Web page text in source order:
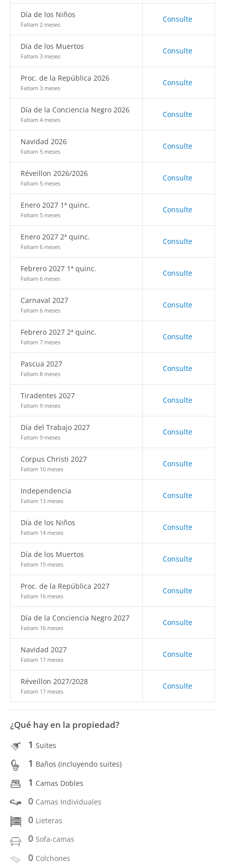
Día de los Niños
Faltam 2 meses
Consulte
Día de los Muertos
Faltam 3 meses
Consulte
Proc. de la República 2026
Faltam 3 meses
Consulte
Día de la Conciencia Negro 2026
Faltam 4 meses
Consulte
Navidad 2026
Faltam 5 meses
Consulte
Réveillon 2026/2026
Faltam 5 meses
Consulte
Enero 2027 1ª quinc.
Faltam 5 meses
Consulte
Enero 2027 2ª quinc.
Faltam 6 meses
Consulte
Febrero 2027 1ª quinc.
Faltam 6 meses
Consulte
Carnaval 2027
Faltam 6 meses
Consulte
Febrero 2027 2ª quinc.
Faltam 7 meses
Consulte
Pascua 2027
Faltam 8 meses
Consulte
Tiradentes 2027
Faltam 9 meses
Consulte
Día del Trabajo 2027
Faltam 9 meses
Consulte
Corpus Christi 2027
Faltam 10 meses
Consulte
Independencia
Faltam 13 meses
Consulte
Día de los Niños
Faltam 14 meses
Consulte
Día de los Muertos
Faltam 15 meses
Consulte
Proc. de la República 2027
Faltam 16 meses
Consulte
Día de la Conciencia Negro 2027
Faltam 16 meses
Consulte
Navidad 2027
Faltam 17 meses
Consulte
Réveillon 2027/2028
Faltam 17 meses
Consulte
¿Qué hay en la propiedad?
1 Suites
1 Baños (incluyendo suites)
1 Camas Dobles
0 Camas Individuales
0 Lieteras
0 Sofa-camas
0 Colchones